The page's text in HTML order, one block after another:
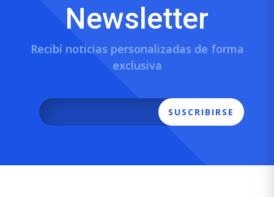
Newsletter
Recibí noticias personalizadas de forma
exclusiva
SUSCRIBIRSE